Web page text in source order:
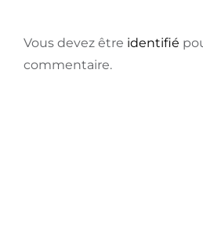
Vous devez être identifié
commentaire.